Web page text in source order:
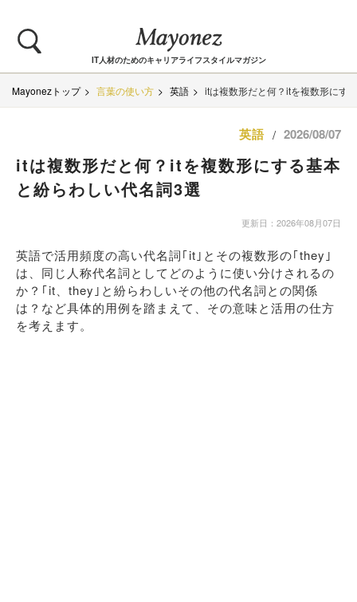
IT人材のためのキャリアライフスタイルマガジン
Mayonezトップ 言葉の使い方 英語 itは複数形だと何？itを複数形にす
英語 / 2026/08/07
itは複数形だと何？itを複数形にする基本
と紛らわしい代名詞3選
更新日：2026年08月07日
英語で活用頻度の高い代名詞｢it｣とその複数形の｢they｣
は、同じ人称代名詞としてどのように使い分けされるの
か？｢it、they｣と紛らわしいその他の代名詞との関係
は？など具体的用例を踏まえて、その意味と活用の仕方
を考えます。